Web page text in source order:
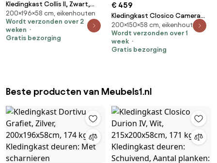
Kledingkast Collis II, Zwart,
Wotan eik, 200x196x58cm,
Kledingkast deuren: Met
scharnieren
200×196×58 cm, eikenhouten
Wordt verzonden over 2
weken
Gratis bezorging
€ 459
Kledingkast Closico Camera
XIV, Sonoma eik,
200x150x58cm, 117 kg,
Kledingkast deuren: Schuivend,
Aantal planken: 5, Aantal
200×150×58 cm, eikenhouten
Wordt verzonden over 1
week
Gratis bezorging
Beste producten van Meubels1.nl